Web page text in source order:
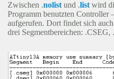
Zwischen .nolist und .list wird
Programm benutzten Controller
aufgerufen. Dort findet sich
drei Segmentbereichen: